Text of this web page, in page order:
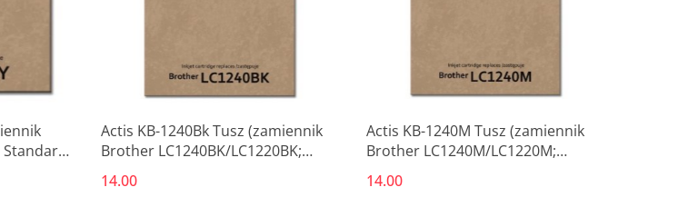
Standard;
Actis KB-1240Bk Tusz (zamiennik
Brother LC1240BK/LC1220BK;
Standard; 19 ml; 600 stron, czarny)
14.00
Actis KB-1240M Tusz (zamiennik
Brother LC1240M/LC1220M;
Standard; 19 ml; czerwony)
14.00